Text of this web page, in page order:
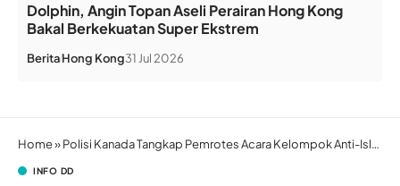
Dolphin, Angin Topan Aseli Perairan Hong Kong
Bakal Berkekuatan Super Ekstrem
BeritaHong Kong31 Jul 2026
Home»Polisi Kanada Tangkap Pemrotes Acara Kelompok Anti-Islam
INFO DD